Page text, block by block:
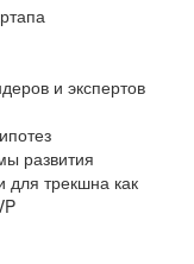
и экспертов
развития
для трекшна как